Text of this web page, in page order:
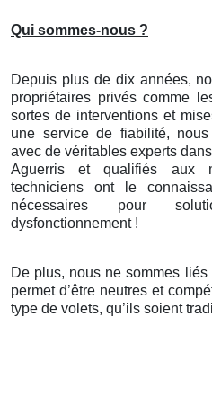
Qui sommes-nous ?
Depuis plus de dix années,
propriétaires privés comme
sortes de interventions et
une service de fiabilité,
avec de véritables experts
Aguerris et qualifiés aux
techniciens ont le
nécessaires pour
dysfonctionnement !
De plus, nous ne sommes
permet d’être neutres et
type de volets, qu’ils soient